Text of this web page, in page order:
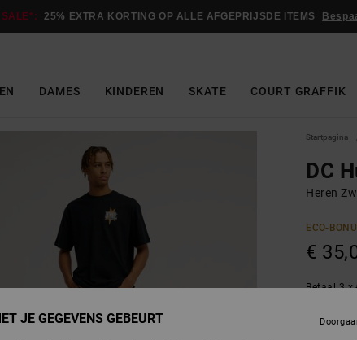
25% EXTRA KORTING OP ALLE AFGEPRIJSDE ITEMS
DAMES KINDEREN SKATE COURT GRAFFIK
Startpagina
DC
Heren
ECO-
€
Betaal 3 x
JE GEGEVENS GEBEURT